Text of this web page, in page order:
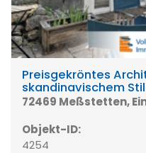
Preisgekröntes
skandinavischem Stil
72469 Meßstetten,
Objekt-ID:
4254